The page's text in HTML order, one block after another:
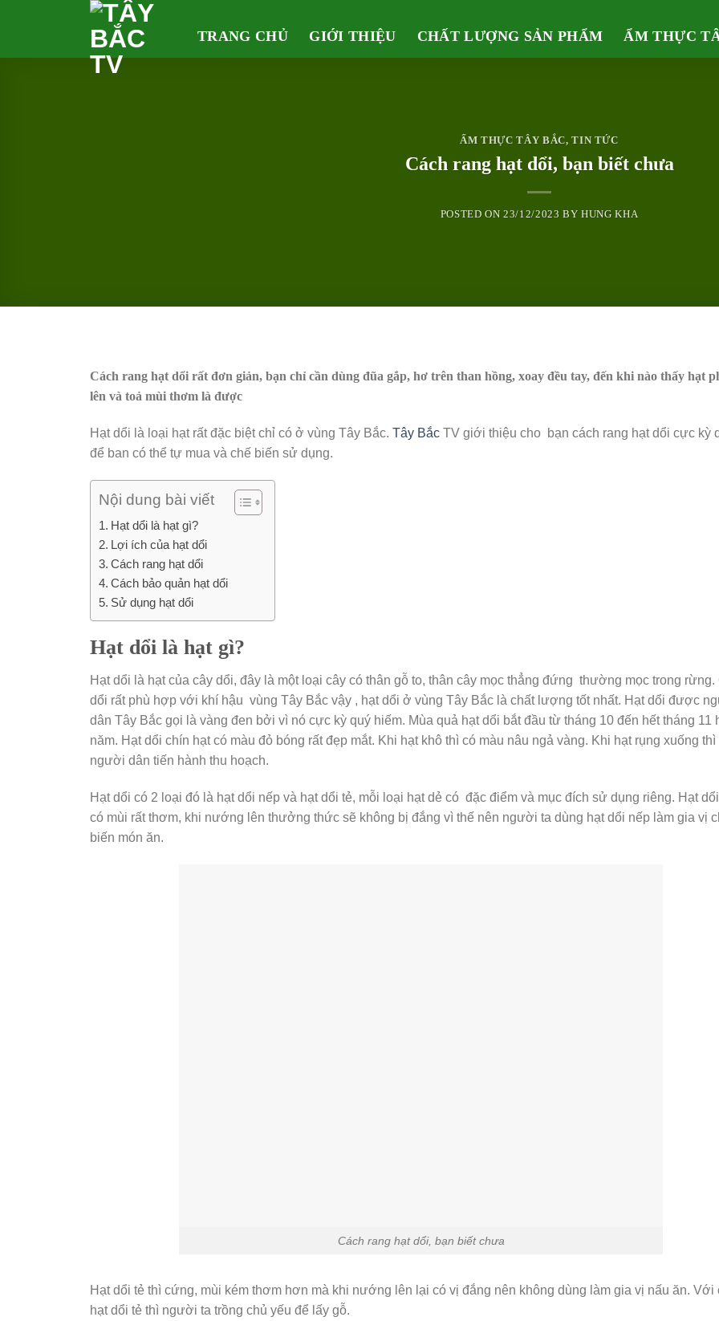
TRANG CHỦ GIỚI THIỆU CHẤT LƯỢNG SẢN PHẨM ẨM THỰC
ẨM THỰC TÂY BẮC,TIN TỨC
Cách rang hạt dổi, bạn biết chưa
POSTED ON23/12/2023 BYHUNG KHA
Cách rang hạt dổi rất đơn giản, bạn chỉ cần dùng đũa gắp, hơ trên than hồng, xoay đều tay, đến khi nào thấy hạt
lên và toả mùi thơm là được
Hạt dổi là loại hạt rất đặc biệt chỉ có ở vùng Tây Bắc. Tây Bắc TV giới thiệu cho bạn cách rang hạt dổi cực kỳ
để ban có thể tự mua và chế biến sử dụng.
Nội dung bài viết
Hạt dổi là hạt gì?
Lợi ích của hạt dổi
Cách rang hạt dổi
Cách bảo quản hạt dổi
Sử dụng hạt dổi
Hạt dổi là hạt gì?
Hạt dổi là hạt của cây dổi, đây là một loại cây có thân gỗ to, thân cây mọc thẳng đứng thường mọc trong rừng.
dổi rất phù hợp với khí hậu vùng Tây Bắc vậy , hạt dổi ở vùng Tây Bắc là chất lượng tốt nhất. Hạt dổi được
dân Tây Bắc gọi là vàng đen bởi vì nó cực kỳ quý hiếm. Mùa quả hạt dổi bắt đầu từ tháng 10 đến hết tháng 11
năm. Hạt dổi chín hạt có màu đỏ bóng rất đẹp mắt. Khi hạt khô thì có màu nâu ngả vàng. Khi hạt rụng xuống thì
người dân tiến hành thu hoạch.
Hạt dổi có 2 loại đó là hạt dổi nếp và hạt dổi tẻ, mỗi loại hạt dẻ có đặc điểm và mục đích sử dụng riêng. Hạt
có mùi rất thơm, khi nướng lên thưởng thức sẽ không bị đắng vì thế nên người ta dùng hạt dổi nếp làm gia vị
biến món ăn.
Cách rang hạt dổi, bạn biết chưa
Hạt dổi tẻ thì cứng, mùi kém thơm hơn mà khi nướng lên lại có vị đắng nên không dùng làm gia vị nấu ăn. Với
hạt dổi tẻ thì người ta trồng chủ yếu để lấy gỗ.